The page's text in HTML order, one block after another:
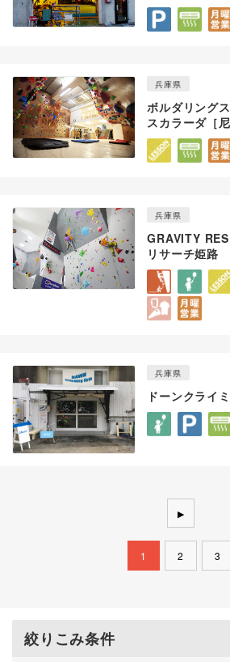
兵庫県
ボルダリング
スカラーダ［尼
兵庫県
GRAVITY
リサーチ姫路
兵庫県
ドーンクライ
▶
1 2 3
絞りこみ条件